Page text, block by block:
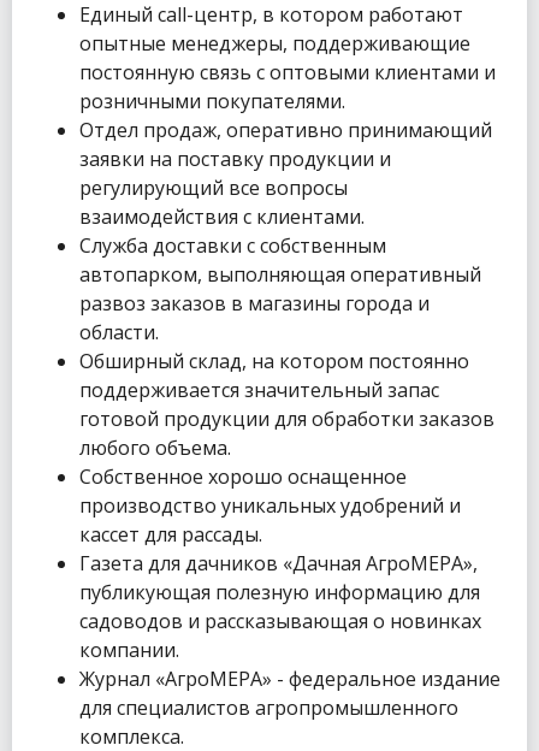
Единый call-центр, в котором работают
опытные менеджеры, поддерживающие
постоянную связь с оптовыми клиентами и
розничными покупателями.
Отдел продаж, оперативно принимающий
заявки на поставку продукции и
регулирующий все вопросы
взаимодействия с клиентами.
Служба доставки с собственным
автопарком, выполняющая оперативный
развоз заказов в магазины города и
области.
Обширный склад, на котором постоянно
поддерживается значительный запас
готовой продукции для обработки заказов
любого объема.
Собственное хорошо оснащенное
производство уникальных удобрений и
кассет для рассады.
Газета для дачников «Дачная АгроМЕРА»,
публикующая полезную информацию для
садоводов и рассказывающая о новинках
компании.
Журнал «АгроМЕРА» - федеральное издание
для специалистов агропромышленного
комплекса.